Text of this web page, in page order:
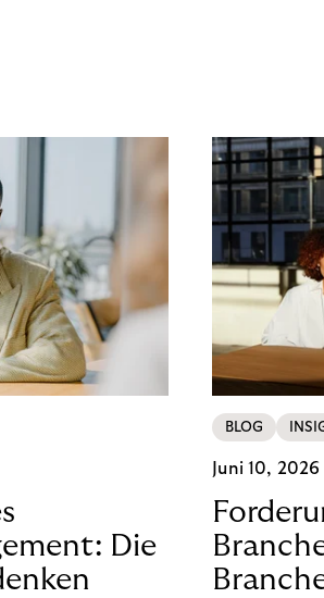
Die
BLOG
Juni 10, 2026